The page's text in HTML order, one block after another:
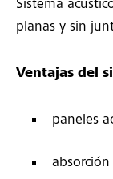
Sistema
planas y sin
Ventajas del
paneles